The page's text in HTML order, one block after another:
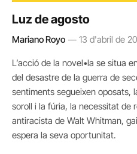
Luz de agosto
Mariano Royo 13 d'abril de
L’acció de la novel•la se situa
del desastre de la guerra de
sentiments segueixen oposats,
soroll i la fúria, la necessitat de
antiracista de Walt Whitman,
espera la seva oportunitat.